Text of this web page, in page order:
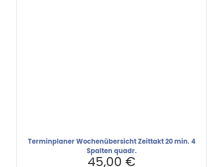
Terminplaner Wochenübersicht Zeittakt 20 min. 4
Spalten quadr.
45,00 €